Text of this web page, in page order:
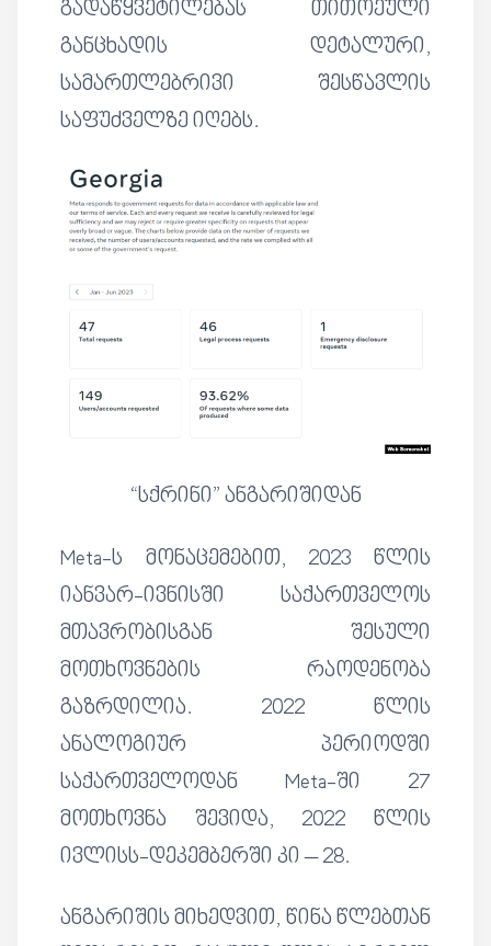
გადაწყვეტილებას თითოეული
განცხადის დეტალური,
სამართლებრივი შესწავლის
საფუძველზე იღებს.
“სქრინი” ანგარიშიდან
Meta-ს მონაცემებით, 2023 წლის
იანვარ-ივნისში საქართველოს
მთავრობისგან შესული
მოთხოვნების რაოდენობა
გაზრდილია. 2022 წლის
ანალოგიურ პერიოდში
საქართველოდან Meta-ში 27
მოთხოვნა შევიდა, 2022 წლის
ივლისს-დეკემბერში კი – 28.
ანგარიშის მიხედვით, წინა წლებთან